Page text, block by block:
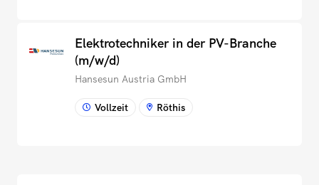
Elektrotechniker in der PV-Branche
(m/w/d)
Hansesun Austria GmbH
Vollzeit Röthis